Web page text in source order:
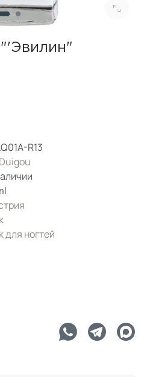
R13
для ногтей